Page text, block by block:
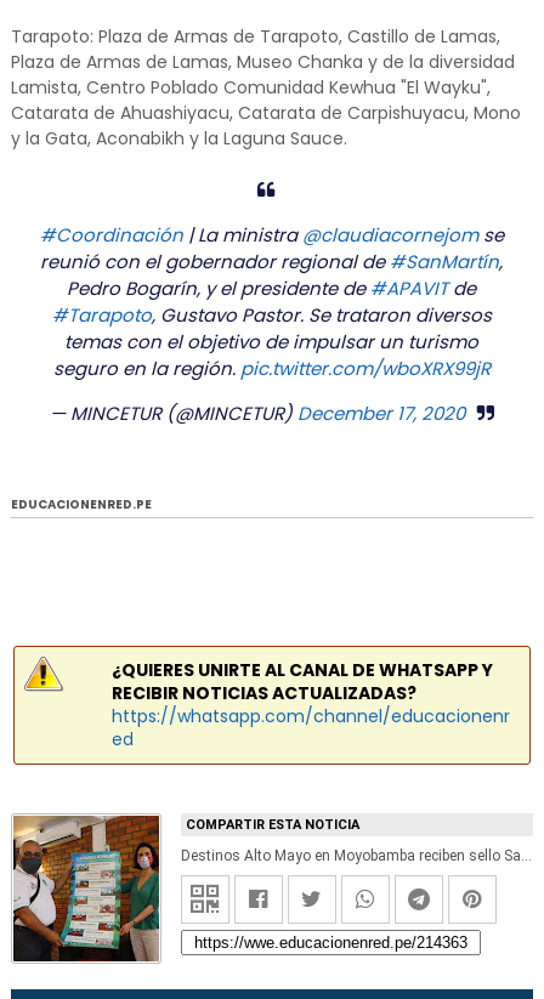
Tarapoto: Plaza de Armas de Tarapoto, Castillo de Lamas,
Plaza de Armas de Lamas, Museo Chanka y de la diversidad
Lamista, Centro Poblado Comunidad Kewhua "El Wayku",
Catarata de Ahuashiyacu, Catarata de Carpishuyacu, Mono
y la Gata, Aconabikh y la Laguna Sauce.
#Coordinación| La ministra@claudiacornejomse
reunió con el gobernador regional de#SanMartín,
Pedro Bogarín, y el presidente de#APAVITde
#Tarapoto, Gustavo Pastor. Se trataron diversos
temas con el objetivo de impulsar un turismo
seguro en la región. pic.twitter.com/wboXRX99jR
— MINCETUR (@MINCETUR) December 17, 2020
EDUCACIONENRED.PE
¿QUIERES UNIRTE AL CANAL DE WHATSAPP Y
RECIBIR NOTICIAS ACTUALIZADAS?
https://whatsapp.com/channel/educacionenr
ed
COMPARTIR ESTA NOTICIA
Destinos Alto Mayo en Moyobamba reciben sello Safe Travels otorgado por el Mincetur